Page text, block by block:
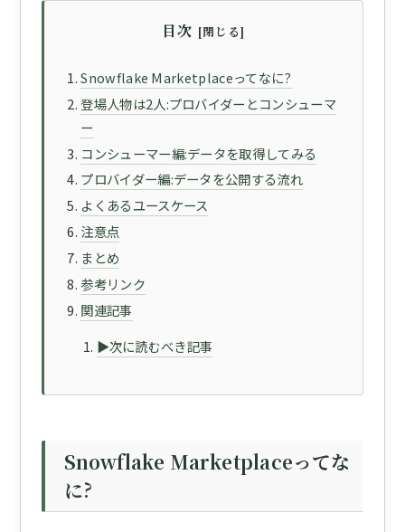
目次
Snowflake Marketplaceってなに?
登場人物は2人:プロバイダーとコンシューマ
ー
コンシューマー編:データを取得してみる
プロバイダー編:データを公開する流れ
よくあるユースケース
注意点
まとめ
参考リンク
関連記事
▶次に読むべき記事
Snowflake Marketplaceってな
に?